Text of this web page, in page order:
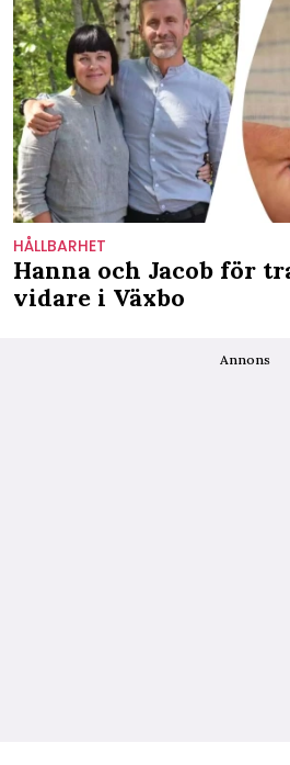
HÅLLBARHET
Hanna och Jacob för
vidare i Växbo
Annons